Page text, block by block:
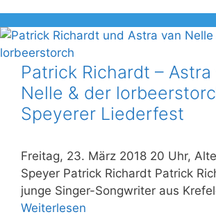
Patrick Richardt – Astra
Nelle & der
Speyerer Liederfest
Freitag, 23. März 2018 20 Uhr,
Speyer Patrick Richardt Patrick
junge Singer-Songwriter aus
Weiterlesen